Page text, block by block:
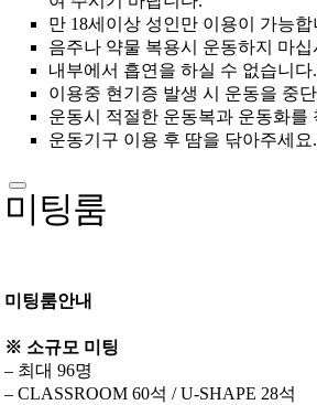
만 18세이상 성인만 이용이 가능합
음주나 약물 복용시 운동하지 마십
내부에서 흡연을 하실 수 없습니다.
이용중 현기증 발생 시 운동을 중
운동시 적절한 운동복과 운동화를
운동기구 이용 후 땀을 닦아주세요.
미팅룸
미팅룸안내
※ 소규모 미팅
– 최대 96명
– CLASSROOM 60석 / U-SHAPE 28석